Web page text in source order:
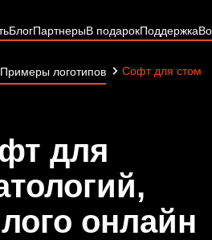
БлогПартнерыВ подарокПоддержка
Примеры логотипов Софт для
для
онлайн